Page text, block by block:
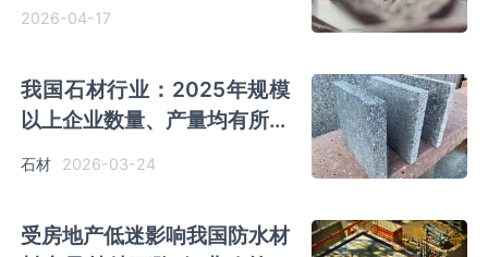
2026-04-17
我国石材行业：2025年规模
以上企业数量、产量均有所下
降 大理石板材产量持续下降
石材 2026-03-24
受房地产低迷影响我国防水材